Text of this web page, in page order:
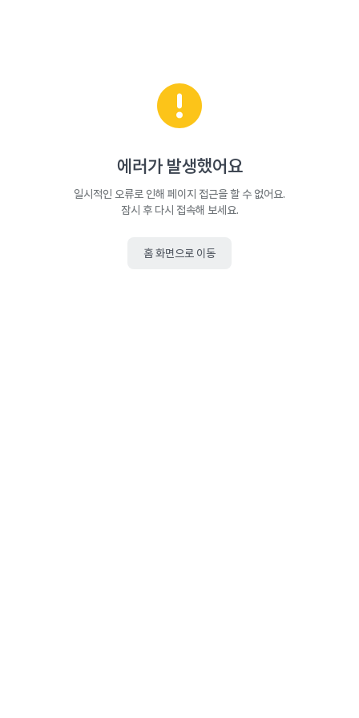
에러가 발생했어요
일시적인 오류로 인해 페이지 접근을 할 수 없어요.
잠시 후 다시 접속해 보세요.
홈 화면으로 이동